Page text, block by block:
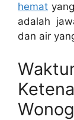
hemat
adalah
dan air